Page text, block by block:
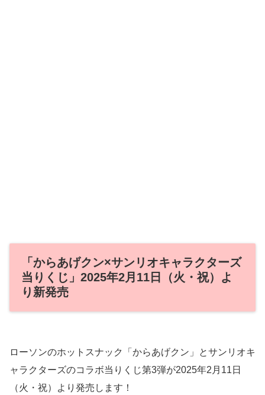
「からあげクン×サンリオキャラクターズ
当りくじ」2025年2月11日（火・祝）よ
り新発売
ローソンのホットスナック「からあげクン」とサンリオキ
ャラクターズのコラボ当りくじ第3弾が2025年2月11日
（火・祝）より発売します！